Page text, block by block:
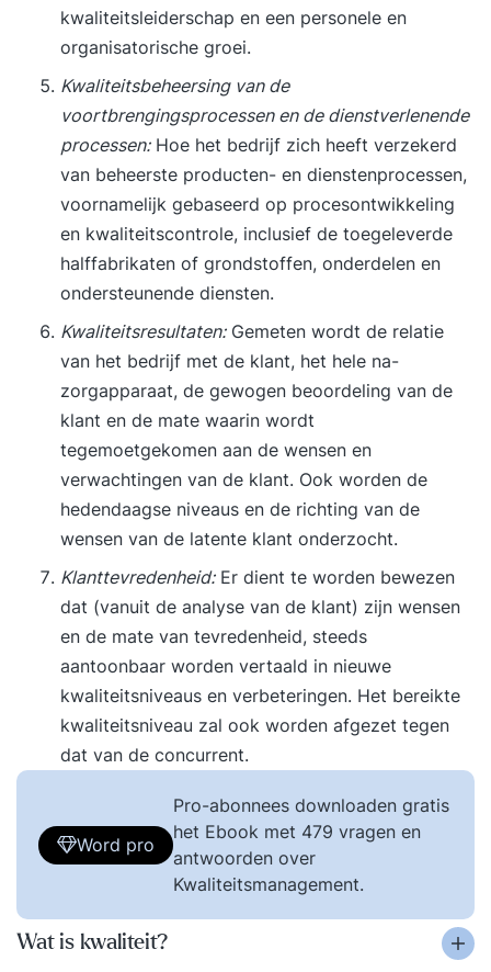
kwaliteitsleiderschap en een personele en
organisatorische groei.
Kwaliteitsbeheersing van de
voortbrengingsprocessen en de dienstverlenende
processen:Hoe het bedrijf zich heeft verzekerd
van beheerste producten- en dienstenprocessen,
voornamelijk gebaseerd op procesontwikkeling
en kwaliteitscontrole, inclusief de toegeleverde
halffabrikaten of grondstoffen, onderdelen en
ondersteunende diensten.
Kwaliteitsresultaten:Gemeten wordt de relatie
van het bedrijf met de klant, het hele na-
zorgapparaat, de gewogen beoordeling van de
klant en de mate waarin wordt
tegemoetgekomen aan de wensen en
verwachtingen van de klant. Ook worden de
hedendaagse niveaus en de richting van de
wensen van de latente klant onderzocht.
Klanttevredenheid:Er dient te worden bewezen
dat (vanuit de analyse van de klant) zijn wensen
en de mate van tevredenheid, steeds
aantoonbaar worden vertaald in nieuwe
kwaliteitsniveaus en verbeteringen. Het bereikte
kwaliteitsniveau zal ook worden afgezet tegen
dat van de concurrent.
Word pro
Pro-abonnees downloaden gratis
het Ebook met 479 vragen en
antwoorden over
Kwaliteitsmanagement.
Wat is kwaliteit?